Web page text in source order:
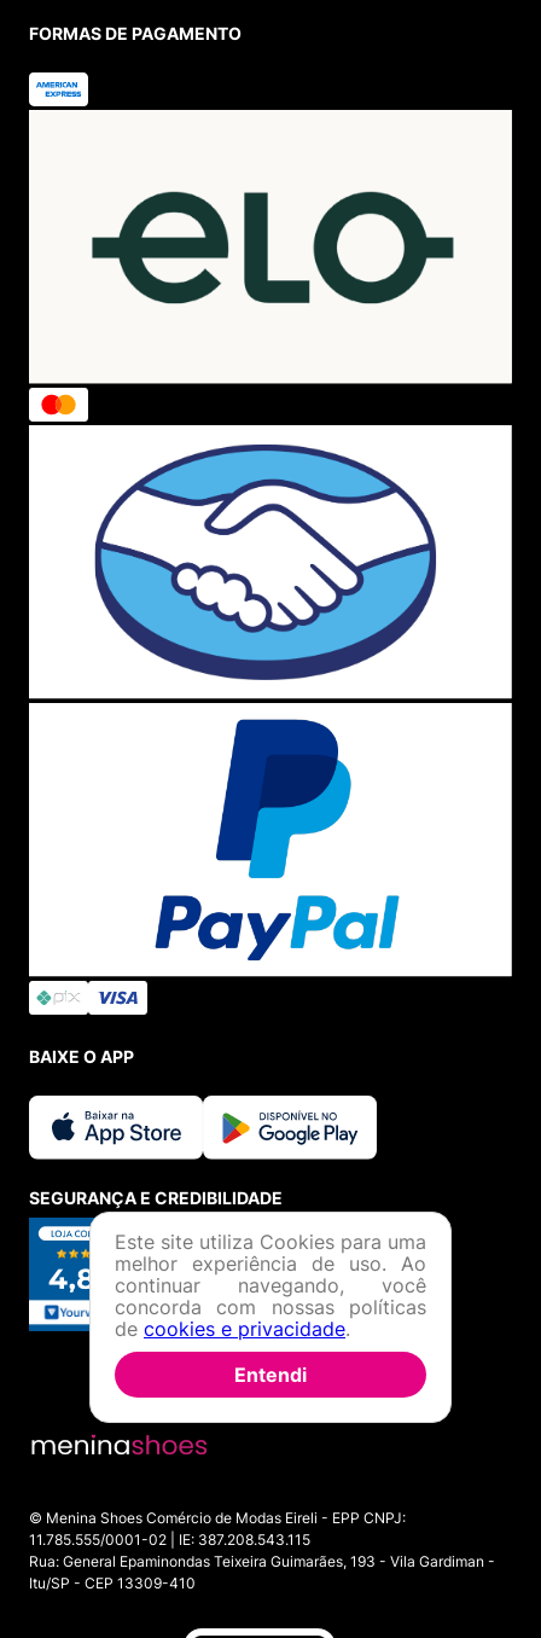
FORMAS DE PAGAMENTO
BAIXE O APP
SEGURANÇA E CREDIBILIDADE
© Menina Shoes Comércio de Modas Eireli - EPP CNPJ:
11.785.555/0001-02 | IE: 387.208.543.115
Rua: General Epaminondas Teixeira Guimarães, 193 - Vila Gardiman -
Itu/SP - CEP 13309-410
Este site utiliza Cookies para uma
melhor experiência de uso. Ao
continuar navegando, você
concorda com nossas políticas
de cookies e privacidade.
Entendi